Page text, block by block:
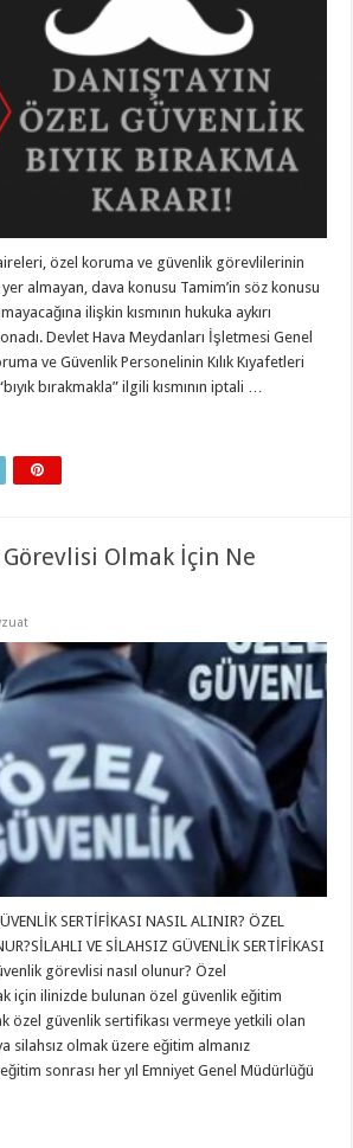
özel koruma ve güvenlik görevlilerinin
almayan, dava konusu Tamim’in söz konusu
ilişkin kısmının hukuka aykırı
Devlet Hava Meydanları İşletmesi Genel
ve Güvenlik Personelinin Kılık Kıyafetleri
bırakmakla” ilgili kısmının iptali …
Olmak İçin Ne
SERTİFİKASI NASIL ALINIR? ÖZEL
VE SİLAHSIZ GÜVENLİK SERTİFİKASI
görevlisi nasıl olunur? Özel
için ilinizde bulunan özel güvenlik eğitim
özel güvenlik sertifikası vermeye yetkili olan
silahsız olmak üzere eğitim almanız
sonrası her yıl Emniyet Genel Müdürlüğü